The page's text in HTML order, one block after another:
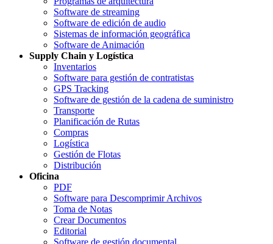
Software de streaming
Software de edición de audio
Sistemas de información geográfica
Software de Animación
Supply Chain y Logística
Inventarios
Software para gestión de contratistas
GPS Tracking
Software de gestión de la cadena de suministro
Transporte
Planificación de Rutas
Compras
Logística
Gestión de Flotas
Distribución
Oficina
PDF
Software para Descomprimir Archivos
Toma de Notas
Crear Documentos
Editorial
Software de gestión documental